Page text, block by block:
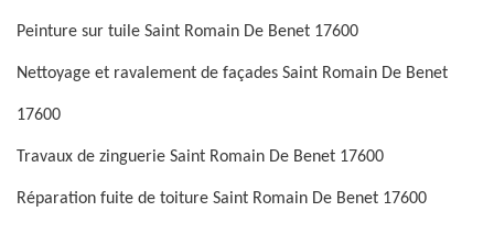
Peinture sur tuile Saint Romain De Benet 17600
Nettoyage et ravalement de façades Saint Romain De Benet
17600
Travaux de zinguerie Saint Romain De Benet 17600
Réparation fuite de toiture Saint Romain De Benet 17600